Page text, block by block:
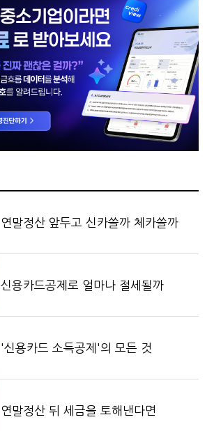
연말정산 앞두고 신카쓸까 체카쓸까
신용카드공제로 얼마나 절세될까
'신용카드 소득공제'의 모든 것
연말정산 뒤 세금을 토해낸다면